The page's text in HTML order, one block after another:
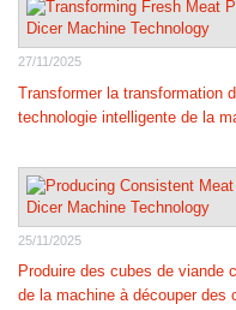
27/11/2025
Transformer la transformation
technologie intelligente de la
25/11/2025
Produire des cubes de viande
de la machine à découper des